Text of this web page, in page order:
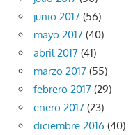
junio 2017 (56)
mayo 2017 (40)
abril 2017 (41)
marzo 2017 (55)
febrero 2017 (29)
enero 2017 (23)
diciembre 2016 (40)